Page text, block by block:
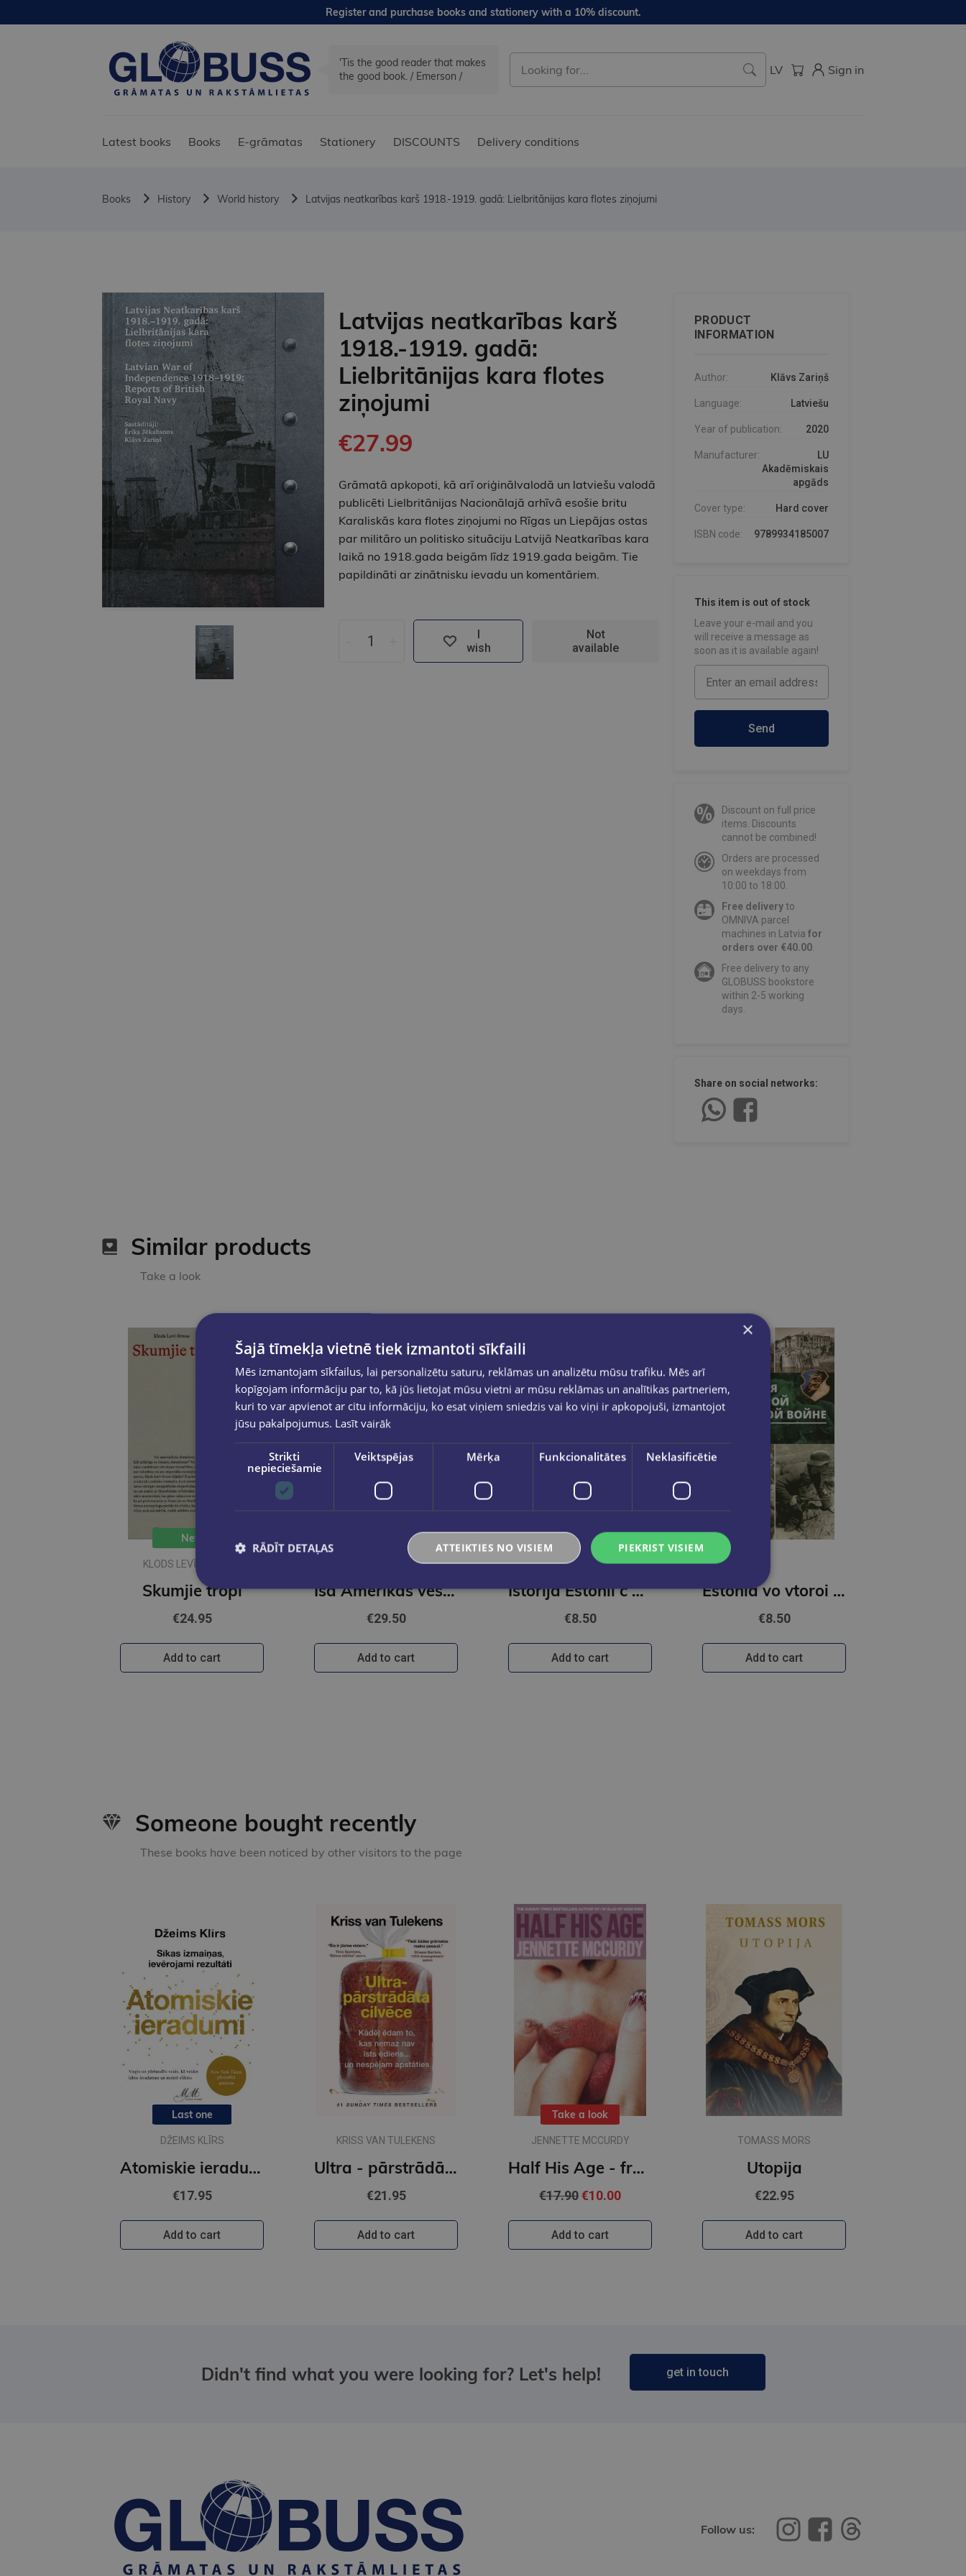
Register and purchase books and stationery with a 10% discount.
'Tis the good reader that makes
the good book. / Emerson /
LV Sign in
Latest books Books E-grāmatas Stationery DISCOUNTS Delivery conditions
Books History World history Latvijas neatkarības karš 1918.-1919. gadā: Lielbritānijas kara flotes ziņojumi
Latvijas neatkarības karš
1918.-1919. gadā:
Lielbritānijas kara flotes
ziņojumi
€27.99
Grāmatā apkopoti, kā arī oriģinālvalodā un latviešu valodā
publicēti Lielbritānijas Nacionālajā arhīvā esošie britu
Karaliskās kara flotes ziņojumi no Rīgas un Liepājas ostas
par militāro un politisko situāciju Latvijā Neatkarības kara
laikā no 1918.gada beigām līdz 1919.gada beigām. Tie
papildināti ar zinātnisku ievadu un komentāriem.
wish
Not
available
PRODUCT
INFORMATION
Author: Klāvs Zariņš
Language: Latviešu
Year of publication: 2020
Manufacturer:
LU
Akadēmiskais
apgāds
Cover type: Hard cover
ISBN code: 9789934185007
This item is out of stock
Leave your e-mail and you
will receive a message as
soon as it is available again!
Send
Discount on full price
items. Discounts
cannot be combined!
Orders are processed
on weekdays from
10:00 to 18:00.
Free deliveryto
OMNIVA parcel
machines in Latvia for
orders over €40.00.
Free delivery to any
GLOBUSS bookstore
within 2-5 working
days.
Share on social networks:
Similar products
Take a look
New
KLODS LEVĪ- STROSS
Skumjie tropi
€24.95
Add to cart
SAIMONS DŽENKINSS
Īsa Amerikas vēsture. No Bostonas tējas dzeršanas līdz Trampam
€29.50
Add to cart
Istorija Estonii c pticevo poljota
€8.50
Add to cart
Estonia vo vtoroi mirovoi voine
€8.50
Add to cart
Someone bought recently
These books have been noticed by other visitors to the page
Last one
DŽEIMS KLĪRS
Atomiskie ieradumi
€17.95
Add to cart
KRISS VAN TULEKENS
Ultra - pārstrādāta cilvēce
€21.95
Add to cart
Take a look
JENNETTE MCCURDY
Half His Age - from the author of I'm Glad My Mom Died
€17.90€10.00
Add to cart
TOMASS MORS
Utopija
€22.95
Add to cart
Didn't find what you were looking for? Let's help! get in touch
Follow us:
×
Šajā tīmekļa vietnē tiek izmantoti sīkfaili
Mēs izmantojam sīkfailus, lai personalizētu saturu, reklāmas un analizētu mūsu trafiku. Mēs arī
kopīgojam informāciju par to, kā jūs lietojat mūsu vietni ar mūsu reklāmas un analītikas partneriem,
kuri to var apvienot ar citu informāciju, ko esat viņiem sniedzis vai ko viņi ir apkopojuši, izmantojot
jūsu pakalpojumus. Lasīt vairāk
Strikti
nepieciešamie
Veiktspējas Mērķa Funkcionalitātes Neklasificētie
PIEKRIST VISIEM
ATTEIKTIES NO VISIEM
RĀDĪT DETAĻAS